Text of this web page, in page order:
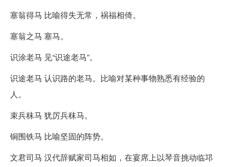
塞翁得马 比喻得失无常，祸福相倚。
塞翁之马 塞马。
识涂老马 见“识途老马”。
识途老马 认识路的老马。比喻对某种事物熟悉有经验的
人。
束兵秣马 犹厉兵秣马。
铜围铁马 比喻坚固的阵势。
文君司马 汉代辞赋家司马相如，在宴席上以琴音挑动临邛